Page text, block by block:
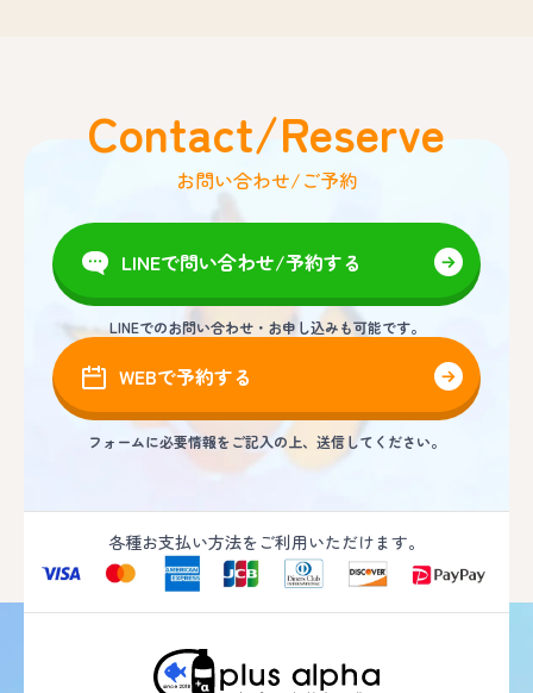
Contact/Reserve
お問い合わせ/ご予約
LINEで問い合わせ/予約する
LINEでのお問い合わせ・お申し込みも可能です。
WEBで予約する
フォームに必要情報をご記入の上、送信してください。
各種お支払い方法をご利用いただけます。